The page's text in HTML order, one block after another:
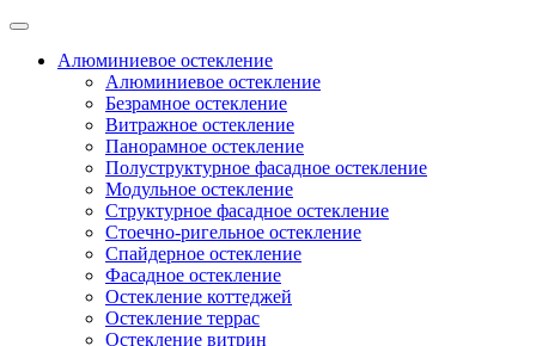
Алюминиевое остекление
Алюминиевое остекление
Безрамное остекление
Витражное остекление
Панорамное остекление
Полуструктурное фасадное остекление
Модульное остекление
Структурное фасадное остекление
Стоечно-ригельное остекление
Спайдерное остекление
Фасадное остекление
Остекление коттеджей
Остекление террас
Остекление витрин